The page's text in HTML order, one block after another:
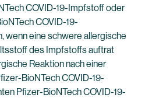
COVID-19-Impfstoff oder
COVID-19-
wenn eine schwere allergische
des Impfstoffs auftrat
Reaktion nach einer
BioNTech COVID-19-
Pfizer-BioNTech COVID-19-